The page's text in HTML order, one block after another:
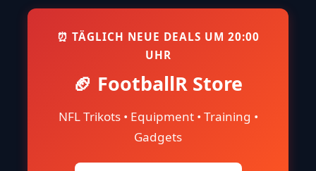
⏰ TÄGLICH NEUE DEALS UM 20:00
UHR
🏈 FootballR Store
NFL Trikots • Equipment • Training •
Gadgets